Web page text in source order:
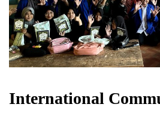
International